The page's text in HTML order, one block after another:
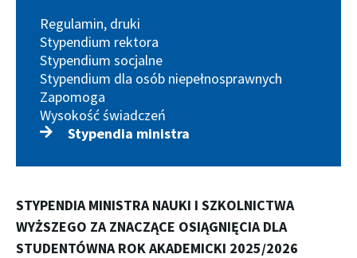
STYPENDIA MINISTRANAUKI I SZKOLNICTWA
WYŻSZEGO ZA ZNACZĄCE OSIĄGNIĘCIA DLA
STUDENTÓWNA ROK AKADEMICKI 2025/2026
Regulamin, druki
Stypendium rektora
Stypendium socjalne
Stypendium dla osób niepełnosprawnych
Zapomoga
Wysokość świadczeń
Stypendia ministra